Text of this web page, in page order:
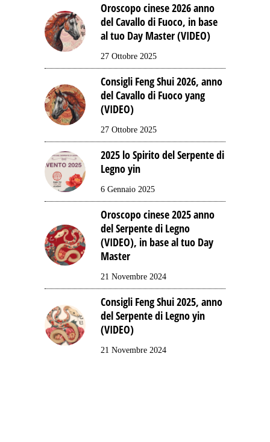
Oroscopo cinese 2026 anno
del Cavallo di Fuoco, in base
al tuo Day Master (VIDEO)
27 Ottobre 2025
Consigli Feng Shui 2026, anno
del Cavallo di Fuoco yang
(VIDEO)
27 Ottobre 2025
2025 lo Spirito del Serpente di
Legno yin
6 Gennaio 2025
Oroscopo cinese 2025 anno
del Serpente di Legno
(VIDEO), in base al tuo Day
Master
21 Novembre 2024
Consigli Feng Shui 2025, anno
del Serpente di Legno yin
(VIDEO)
21 Novembre 2024